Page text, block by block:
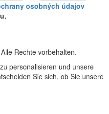
osobných údajov
Rechte vorbehalten.
personalisieren und unsere
Sie sich, ob Sie unsere